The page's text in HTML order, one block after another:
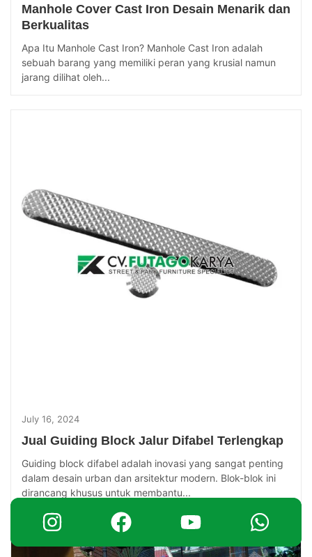
Manhole Cover Cast Iron Desain Menarik dan
Berkualitas
Apa Itu Manhole Cast Iron? Manhole Cast Iron adalah
sebuah barang yang memiliki peran yang krusial namun
jarang dilihat oleh...
July 16, 2024
Jual Guiding Block Jalur Difabel Terlengkap
Guiding block difabel adalah inovasi yang sangat penting
dalam desain urban dan arsitektur modern. Blok-blok ini
dirancang khusus untuk membantu...